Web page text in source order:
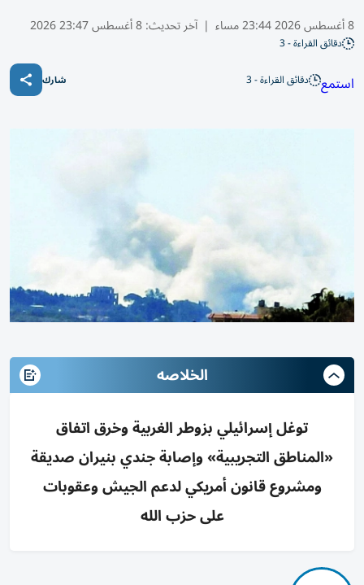
8 أغسطس 2026 23:44 مساء | آخر تحديث:8 أغسطس 23:47 2026
دقائق القراءة - 3
استمع دقائق القراءة - 3 شارك
الخلاصه
توغل إسرائيلي بزوطر الغربية وخرق اتفاق
«المناطق التجريبية» وإصابة جندي بنيران صديقة
ومشروع قانون أمريكي لدعم الجيش وعقوبات
على حزب الله